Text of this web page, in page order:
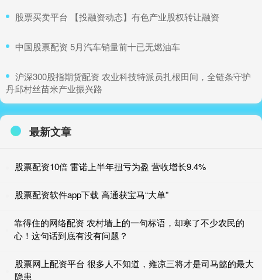
​股票买卖平台 【投融资动态】有色产业股权转让融资
​中国股票配资 5月汽车销量前十已无燃油车
​沪深300股指期货配资 农业科技特派员扎根田间，全链条守护
丹邱村丝苗米产业振兴路
最新文章
股票配资10倍 雷诺上半年扭亏为盈 营收增长9.4%
股票配资软件app下载 高通获宝马“大单”
靠得住的网络配资 农村墙上的一句标语，却寒了不少农民的
心！这句话到底有没有问题？
股票网上配资平台 很多人不知道，雍凉三将才是司马懿的最大
隐患